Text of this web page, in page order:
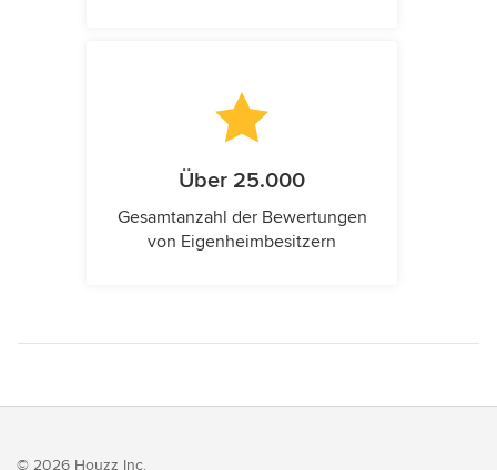
Über 25.000
Gesamtanzahl der Bewertungen
von Eigenheimbesitzern
© 2026 Houzz Inc.